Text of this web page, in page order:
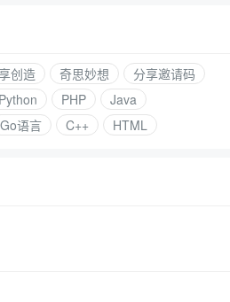
创造 奇思妙想
分享邀请码
Python PHP
Java
Go语言 C++ HTML